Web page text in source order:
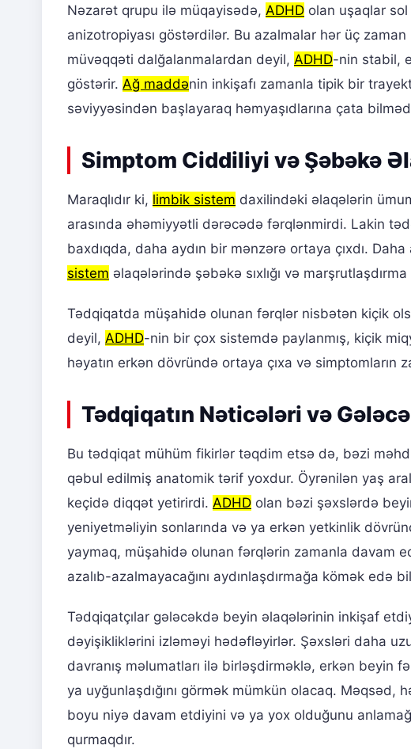
Nəzarət qrupu ilə müqayisədə, ADHD olan uşaqlar
anizotropiyası göstərdilər. Bu azalmalar hər üç
müvəqqəti dalğalanmalardan deyil, ADHD-nin stabil,
göstərir. Ağ maddənin inkişafı zamanla tipik bir
səviyyəsindən başlayaraq həmyaşıdlarına çata
Simptom Ciddiliyi və Şəbəkə
Maraqlıdır ki, limbik sistem daxilindəki əlaqələrin
arasında əhəmiyyətli dərəcədə fərqlənmirdi. Lakin
baxdıqda, daha aydın bir mənzərə ortaya çıxdı.
sistem əlaqələrində şəbəkə sıxlığı və
Tədqiqatda müşahidə olunan fərqlər nisbətən kiçik
deyil, ADHD-nin bir çox sistemdə paylanmış, kiçik
həyatın erkən dövründə ortaya çıxa və
Tədqiqatın Nəticələri və
Bu tədqiqat mühüm fikirlər təqdim etsə də, bəzi
qəbul edilmiş anatomik tərif yoxdur. Öyrənilən yaş
keçidə diqqət yetirirdi. ADHD olan bəzi şəxslərdə
yeniyetməliyin sonlarında və ya erkən yetkinlik
yaymaq, müşahidə olunan fərqlərin zamanla davam
azalıb-azalmayacağını aydınlaşdırmağa kömək edə
Tədqiqatçılar gələcəkdə beyin əlaqələrinin inkişaf
dəyişikliklərini izləməyi hədəfləyirlər. Şəxsləri daha
davranış məlumatları ilə birləşdirməklə, erkən beyin
ya uyğunlaşdığını görmək mümkün olacaq.
boyu niyə davam etdiyini və ya yox olduğunu
qurmaqdır.